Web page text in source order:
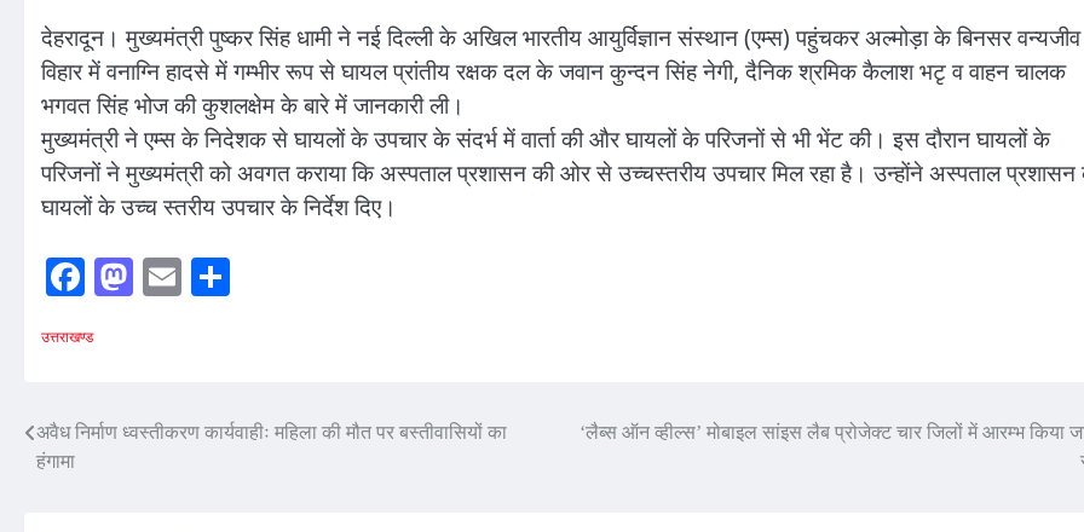
देहरादून। मुख्यमंत्री पुष्कर सिंह धामी ने नई दिल्ली के अखिल भारतीय आयुर्विज्ञान संस्थान (एम्स) पहुंचकर अल्मोड़ा के बिनसर वन्यजीव
विहार में वनाग्नि हादसे में गम्भीर रूप से घायल प्रांतीय रक्षक दल के जवान कुन्दन सिंह नेगी, दैनिक श्रमिक कैलाश भटृ व वाहन चालक
भगवत सिंह भोज की कुशलक्षेम के बारे में जानकारी ली।
मुख्यमंत्री ने एम्स के निदेशक से घायलों के उपचार के संदर्भ में वार्ता की और घायलों के परिजनों से भी भेंट की। इस दौरान घायलों के
परिजनों ने मुख्यमंत्री को अवगत कराया कि अस्पताल प्रशासन की ओर से उच्चस्तरीय उपचार मिल रहा है। उन्होंने अस्पताल प्रशासन
घायलों के उच्च स्तरीय उपचार के निर्देश दिए।
Facebook
Mastodon
Email
उत्तराखण्ड
Post
अवैध निर्माण ध्वस्तीकरण कार्यवाहीः महिला की मौत पर बस्तीवासियों का
हंगामा
‘लैब्स ऑन व्हील्स’ मोबाइल सांइस लैब प्रोजेक्ट चार जिलों में आरम्भ किया